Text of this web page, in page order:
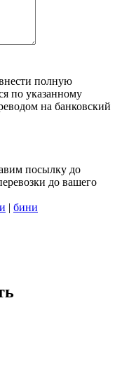
полную
по указанному
на банковский
посылку до
до вашего
| бини